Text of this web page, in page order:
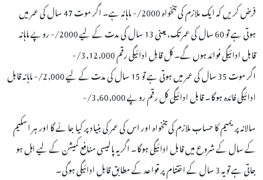
فرض کریں کہ ایک ملازم کی تنخواہ 2000/- ماہانہ ہے۔ اگر موت 47 سال کی عمر میں
ہوتی ہے تو 60 سال کی عمر تک، یعنی 13 سال کی مدت کے لیے 2000/- روپے ماہانہ
قابل ادائیگی فوائد ہوں گے۔ کل قابل ادائیگی رقم 3,12,000/-
اگر موت 35 سال کی عمر میں ہوتی ہے تو 15 سال کی مدت کے لیے 2,000/- ماہانہ قابل
ادائیگی فائدہ ہوگا۔ قابل ادائیگی کل رقم روپے 3,60,000/-
سالانہ پریمیم کا حساب ملازم کی تنخواہ اور اس کی عمر کی بنیاد پر کیا جائے گا اور ہر اسکیم
کے سال کے شروع میں قابل ادائیگی ہوگا۔ اگر یہ پالیسی منافع کمیشن کے لیے اہل ہو
جاتی ہے تو یہ 3 سال کے اختتام پر قواعد کے مطابق قابل ادائیگی ہوگی۔